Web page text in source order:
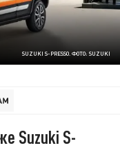
SUZUKI S-PRESSO. ФОТО: SUZUKI
Suzuki S-